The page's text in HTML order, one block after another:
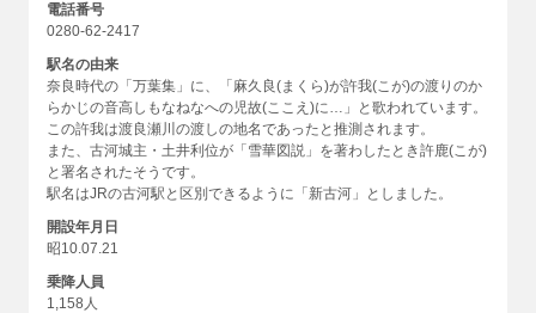
電話番号
0280-62-2417
駅名の由来
奈良時代の「万葉集」に、「麻久良(まくら)が許我(こが)の渡りのか
らかじの音高しもなねなへの児故(ここえ)に…」と歌われています。
この許我は渡良瀬川の渡しの地名であったと推測されます。
また、古河城主・土井利位が「雪華図説」を著わしたとき許鹿(こが)
と署名されたそうです。
駅名はJRの古河駅と区別できるように「新古河」としました。
開設年月日
昭10.07.21
乗降人員
1,158人